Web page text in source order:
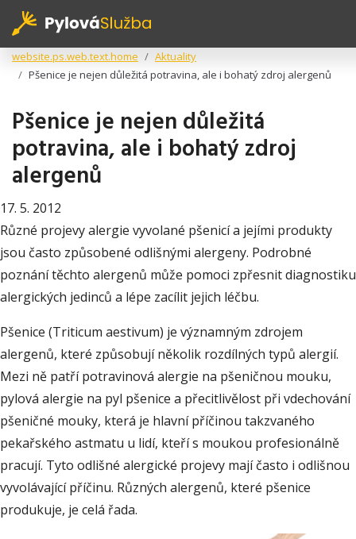
website.ps.web.text.home
Aktuality
Pšenice je nejen důležitá potravina, ale i bohatý zdroj alergenů
Pšenice je nejen důležitá
potravina, ale i bohatý zdroj
alergenů
17. 5. 2012
Různé projevy alergie vyvolané pšenicí a jejími produkty
jsou často způsobené odlišnými alergeny. Podrobné
poznání těchto alergenů může pomoci zpřesnit diagnostiku
alergických jedinců a lépe zacílit jejich léčbu.
Pšenice (Triticum aestivum) je významným zdrojem
alergenů, které způsobují několik rozdílných typů alergií.
Mezi ně patří potravinová alergie na pšeničnou mouku,
pylová alergie na pyl pšenice a přecitlivělost při vdechování
pšeničné mouky, která je hlavní příčinou takzvaného
pekařského astmatu u lidí, kteří s moukou profesionálně
pracují. Tyto odlišné alergické projevy mají často i odlišnou
vyvolávající příčinu. Různých alergenů, které pšenice
produkuje, je celá řada.